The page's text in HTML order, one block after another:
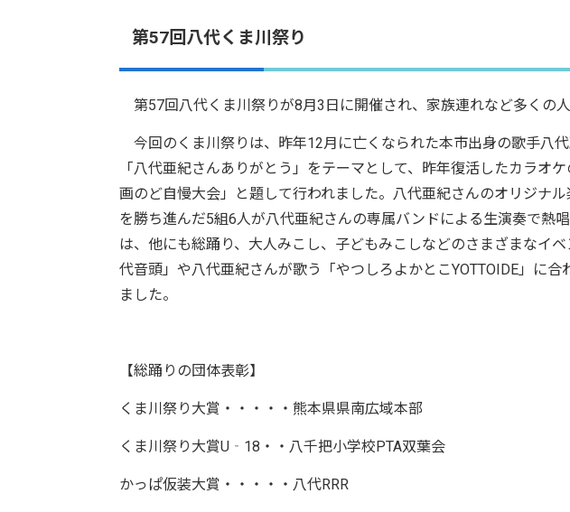
第57回八代くま川祭り
第57回八代くま川祭りが8月3日に開催され、家族連れなど多くの人
今回のくま川祭りは、昨年12月に亡くなられた本市出身の歌手八代
「八代亜紀さんありがとう」をテーマとして、昨年復活したカラオ
画のど自慢大会」と題して行われました。八代亜紀さんのオリジナ
を勝ち進んだ5組6人が八代亜紀さんの専属バンドによる生演奏で熱
は、他にも総踊り、大人みこし、子どもみこしなどのさまざまなイ
代音頭」や八代亜紀さんが歌う「やつしろよかとこYOTTOIDE」に
ました。
【総踊りの団体表彰】
くま川祭り大賞・・・・・熊本県県南広域本部
くま川祭り大賞U‐18・・八千把小学校PTA双葉会
かっぱ仮装大賞・・・・・八代RRR